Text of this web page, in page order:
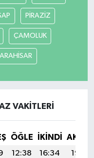
PİRAZİZ
ÇAMOLUK
VAKITLERI
ÖĞLE İKINDI
12:38 16:34
19:57